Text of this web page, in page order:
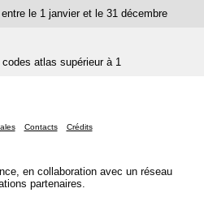
le 1 janvier et le 31 décembre
atlas supérieur à 1
Contacts Crédits
en collaboration avec un réseau
partenaires.